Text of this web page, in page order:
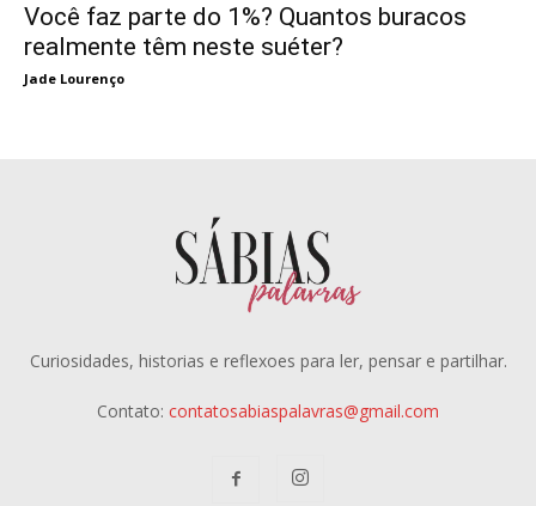
Você faz parte do 1%? Quantos buracos
realmente têm neste suéter?
Jade Lourenço
Curiosidades, historias e reflexoes para ler, pensar e partilhar.
Contato: contatosabiaspalavras@gmail.com